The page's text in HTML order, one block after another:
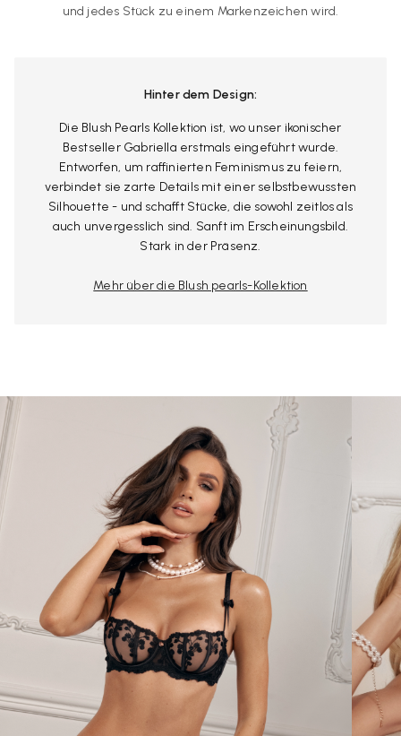
und jedes Stück zu einem Markenzeichen wird.
Hinter dem Design:
Die Blush Pearls Kollektion ist, wo unser ikonischer
Bestseller Gabriella erstmals eingeführt wurde.
Entworfen, um raffinierten Feminismus zu feiern,
verbindet sie zarte Details mit einer selbstbewussten
Silhouette - und schafft Stücke, die sowohl zeitlos als
auch unvergesslich sind. Sanft im Erscheinungsbild.
Stark in der Präsenz.
Mehr über die Blush pearls-Kollektion